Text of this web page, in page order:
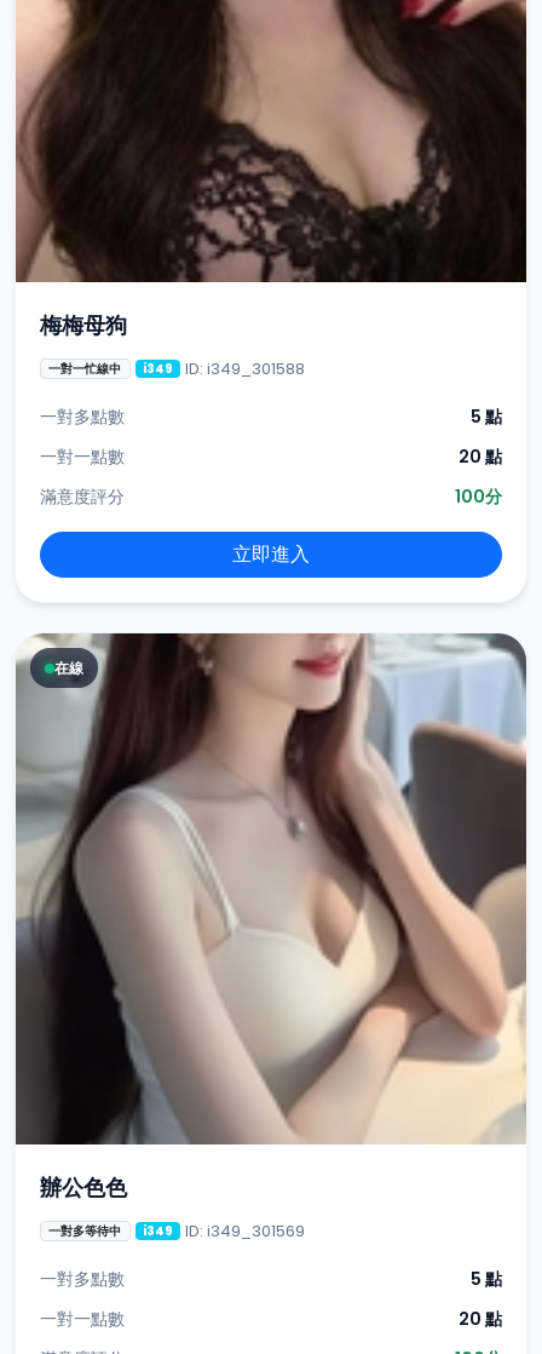
梅梅母狗
一對一忙線中 i349 ID: i349_301588
一對多點數
5 點
一對一點數
20 點
滿意度評分
100分
立即進入
在線
辦公色色
一對多等待中 i349 ID: i349_301569
一對多點數
5 點
一對一點數
20 點